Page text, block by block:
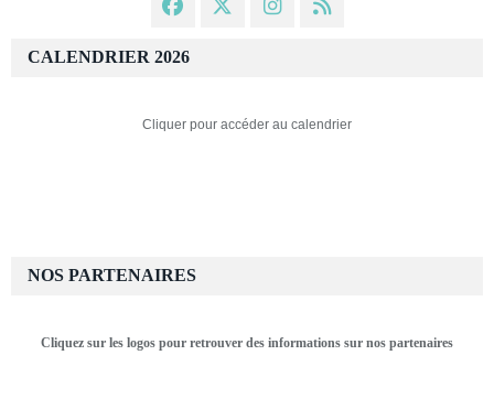
CALENDRIER 2026
Cliquer pour accéder au calendrier
NOS PARTENAIRES
Cliquez sur les logos pour retrouver des informations sur nos partenaires